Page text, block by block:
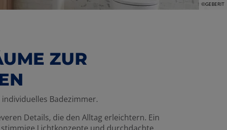
©GEBERIT
ZUR
Badezimmer.
Details, die den Alltag erleichtern. Ein